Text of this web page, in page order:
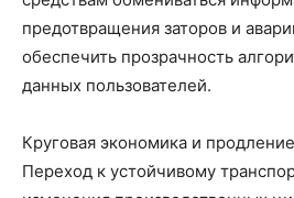
предотвращения заторов и
обеспечить прозрачность
данных пользователей.
Круговая экономика и
Переход к устойчивому